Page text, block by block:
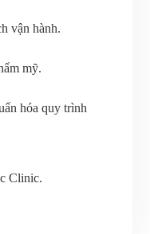
vận hành.
mỹ.
hóa quy trình
Clinic.